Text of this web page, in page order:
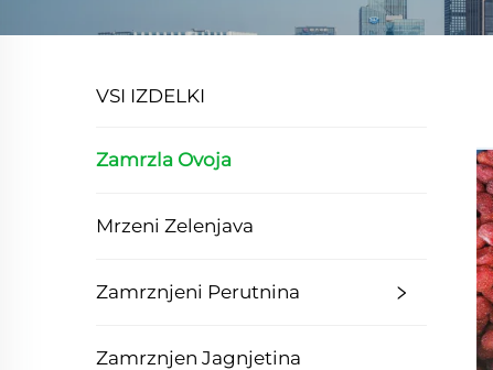
VSI IZDELKI
Zamrzla Ovoja
Mrzeni Zelenjava
Zamrznjeni Perutnina
Zamrznjen Jagnjetina